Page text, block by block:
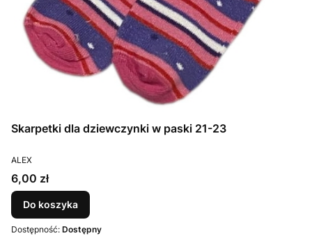
Skarpetki dla dziewczynki w paski 21-23
PRODUCENT
ALEX
Cena
6,00 zł
Do koszyka
Dostępność: Dostępny